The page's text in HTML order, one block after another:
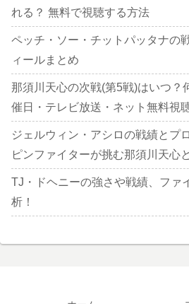
れる？ 無料で視聴する方法
ペッチ・ソー・チットパッタナの
ィールまとめ
那須川天心の次戦(第5戦)はいつ？
催日・テレビ放送・ネット無料視
ジェルウィン・アシロの戦績とプ
ピンファイターが挑む那須川天心
TJ・ドヘニーの強さや戦績、ファ
析！